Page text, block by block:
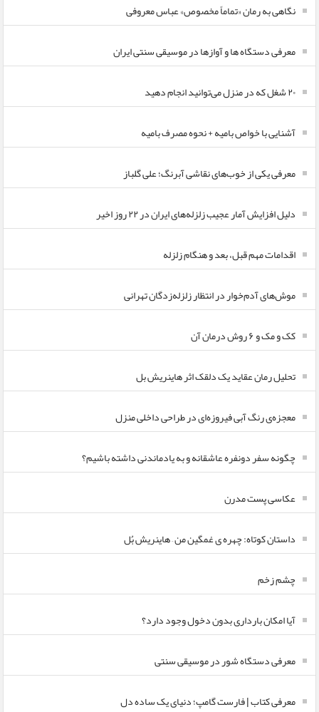
نگاهی به رمان «تماماً مخصوص» عباس معروفی
معرفی دستگاه ها و آوازها در موسیقی سنتی ایران
۲۰ شغل که در منزل می‌توانید انجام دهید
آشنایی با خواص بامیه + نحوه مصرف بامیه
معرفی یکی از خوب‌های نقاشی آبرنگ؛ علی گلباز
دلیل افزایش آمار عجیب زلزله‌های ایران در ۲۲ روز اخیر
اقدامات مهم قبل، بعد و هنگام زلزله
موش‌های آدم‌خوار در انتظار زلزله‌زدگان تهرانی
کک و مک و ۶ روش درمان آن
تحلیل رمان عقاید یک دلقک اثر هاینریش بل
معجزه‌ی رنگ آبی فیروزه‌ای در طراحی داخلی منزل
چگونه سفر دونفره عاشقانه و به یادماندنی داشته باشیم؟
عکاسی پست مدرن
داستان کوتاه: چهره ی غمگین من – هاینریش بُل
چشم زخم
آیا امکان بارداری بدون دخول وجود دارد؟
معرفی دستگاه شور در موسیقی سنتی
معرفی کتاب | فارست گامپ؛ دنیای یک ساده دل